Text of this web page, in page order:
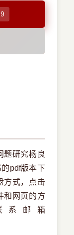
题研究杨良
pdf版本下
方式，点击
和网页的方
系邮箱